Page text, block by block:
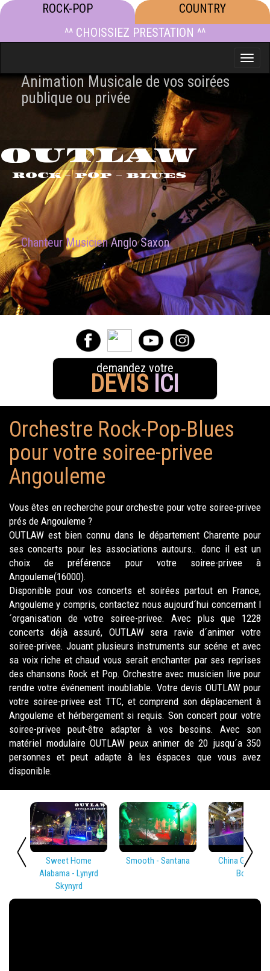
ROCK-POP
COUNTRY
^^ CHOISSIEZ PRESTATION ^^
Toggle
Animation Musicale de vos soirées
publique ou privée
OUTLAW
ROCK - POP - BLUES
Chanteur MusicienAnglo Saxon
demandez votre
DEVIS ICI
Orchestre Rock-Pop-Blues
pour votre soiree-privee
Angouleme
Vous êtes en recherche pour orchestre pour votre soiree-privee
prés de Angouleme ?
OUTLAW est bien connu dans le département Charente pour
ses concerts pour les associations autours.. donc il est un
choix de préférence pour votre soiree-privee à
Angouleme(16000).
Disponible pour vos concerts et soirées partout en France,
Angouleme y compris, contactez nous aujourd´hui concernant l
´organisation de votre soiree-privee. Avec plus que 1228
concerts déjà assuré, OUTLAW sera ravie d´animer votre
soiree-privee. Jouant plusieurs instruments sur scéne et avec
sa voix riche et chaud vous serait enchanter par ses reprises
des chansons Rock et Pop. Orchestre avec musicien live pour
rendre votre événement inoubliable. Votre devis OUTLAW pour
votre soiree-privee est TTC, et comprend son déplacement à
Angouleme et hérbergement si requis. Son concert pour votre
soiree-privee peut-être adapter à vos besoins. Avec son
matériel modulaire OUTLAW peux animer de 20 jusqu´a 350
personnes et peut adapte à les éspaces que vous avez
disponible.
Sweet Home
Alabama - Lynyrd
Skynyrd
Smooth - Santana
China Girl -
Bowie